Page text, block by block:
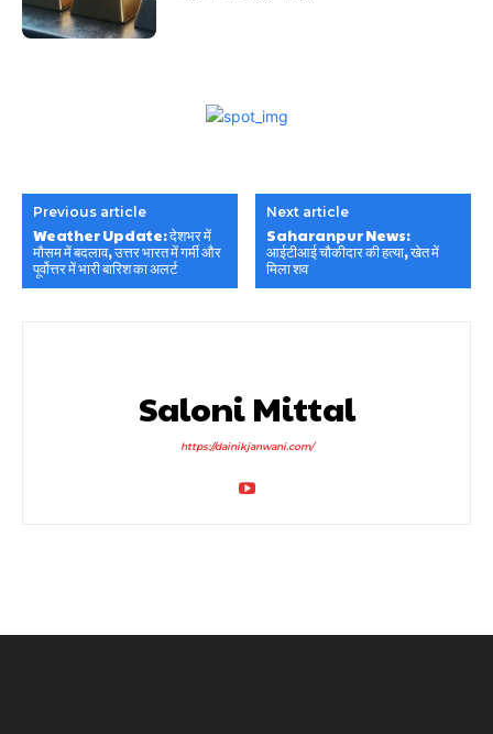
Previous article
Weather Update: देशभर में
मौसम में बदलाव, उत्तर भारत में गर्मी और
पूर्वोत्तर में भारी बारिश का अलर्ट
Next article
Saharanpur News:
आईटीआई चौकीदार की हत्या, खेत में
मिला शव
Saloni Mittal
https://dainikjanwani.com/